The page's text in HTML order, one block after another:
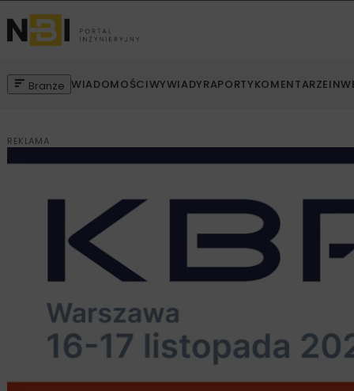
Branże WIADOMOŚCIWYWIADYRAPORTYKOMENTARZE
REKLAMA